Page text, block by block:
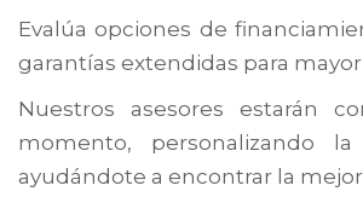
Evalúa opciones de
garantías extendidas para
Nuestros asesores estarán
momento, personalizando
ayudándote a encontrar la